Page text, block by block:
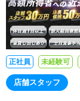
正社員 未経験可
店舗スタッフ